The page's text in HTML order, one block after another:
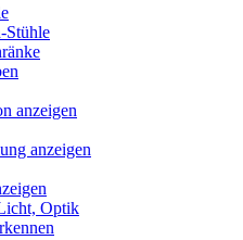
Stühle
anzeigen
anzeigen
Optik